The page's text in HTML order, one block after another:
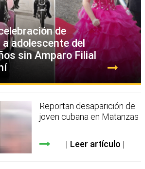
de
adolescente del
sin Amparo Filial
Reportan desaparición de
joven cubana en Matanzas
Leer artículo